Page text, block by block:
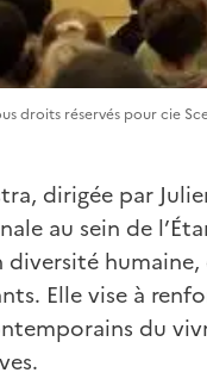
droits réservés pour cie
dirigée par
au sein de
Elle vise à
du